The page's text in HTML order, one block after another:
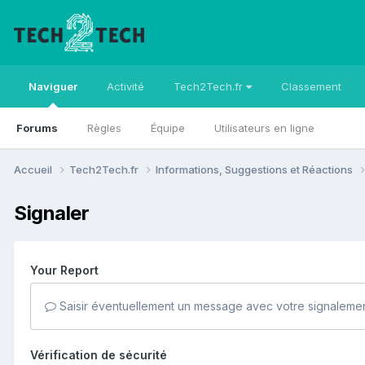
Naviguer
Forums Règles Équipe Utilisateurs en ligne
Activité Tech2Tech.fr Classement
Accueil Tech2Tech.fr Informations, Suggestions et Réactions
Signaler
Your Report
Saisir éventuellement un message avec votre
Vérification de sécurité